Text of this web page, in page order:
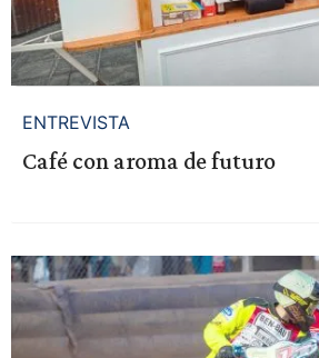
ENTREVISTA
Café con aroma de futuro